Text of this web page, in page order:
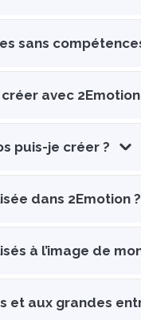
sans
avec 2Emotion
puis-je créer ?
dans 2Emotion ?
à l’image de
et aux grandes